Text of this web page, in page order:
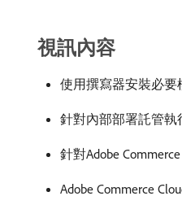
視訊內容
使用撰寫器安裝必要
針對內部部署託管執
針對Adobe
Adobe Commerce